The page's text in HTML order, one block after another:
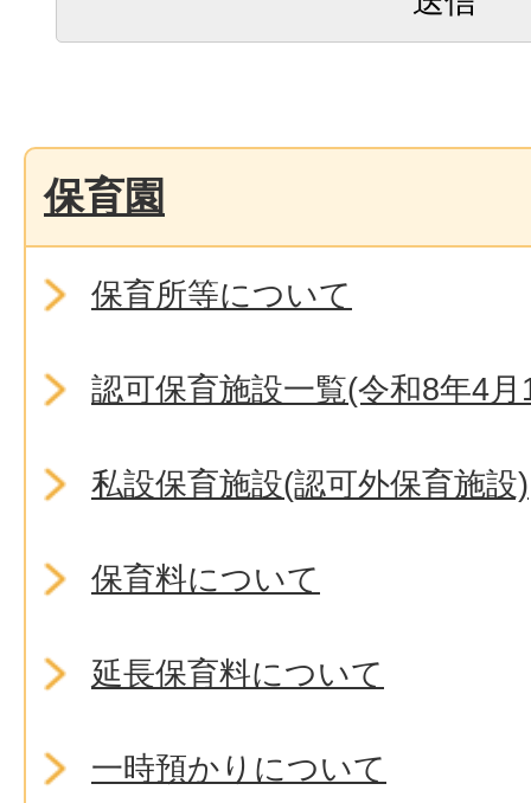
保育園
保育所等について
認可保育施設一覧(令和8年4月
私設保育施設(認可外保育施設)
保育料について
延長保育料について
一時預かりについて